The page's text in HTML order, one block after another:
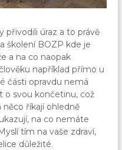
přivodili úraz a to právě
školení BOZP kde je
a na co naopak
například přímo u
části opravdu nemá
o svou končetinu, což
něco říkají ohledně
na co nemáte
tím na vaše zdraví,
důležité.